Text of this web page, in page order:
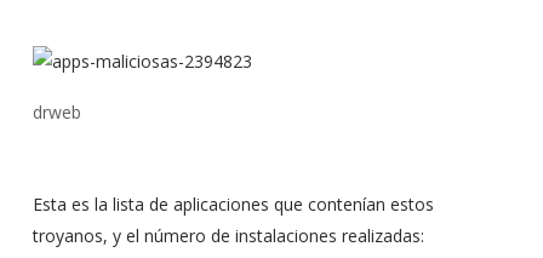
drweb
Esta es la lista de aplicaciones que contenían estos
troyanos, y el número de instalaciones realizadas: